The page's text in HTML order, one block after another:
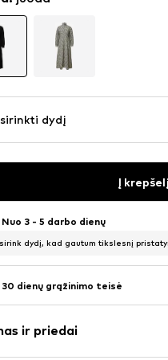
dydį
Į krepšelį
Nuo 3 - 5 darbo dienų
dydį, kad gautum tikslesnį
30 dienų grąžinimo teisė
ir priedai